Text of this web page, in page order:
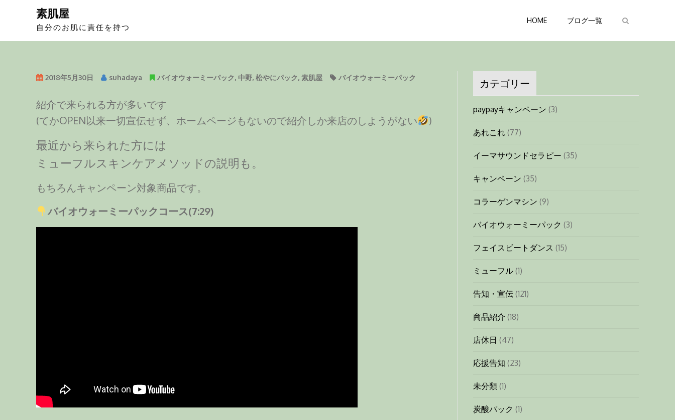
p
素肌屋
自分のお肌に責任を持つ
HOME ブログ一覧
2018年5月30日 suhadaya バイオウォーミーパック, 中野, 松やにパック, 素肌屋 バイオウォーミーパック
紹介で来られる方が多いです
(てかOPEN以来一切宣伝せず、ホームページもないので紹介しか来店のしようがない
)
最近から来られた方には
ミューフルスキンケアメソッドの説明も。
もちろんキャンペーン対象商品です。
バイオウォーミーパックコース(7:29)
カテゴリー
paypayキャンペーン (3)
あれこれ (77)
イーマサウンドセラピー (35)
キャンペーン (35)
コラーゲンマシン (9)
バイオウォーミーパック (3)
フェイスビートダンス (15)
ミューフル (1)
告知・宣伝 (121)
商品紹介 (18)
店休日 (47)
応援告知 (23)
未分類 (1)
炭酸パック (1)